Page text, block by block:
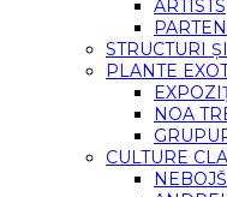
ARTISTS
STRUCTURI
PLANTE
NOA
CULTURE